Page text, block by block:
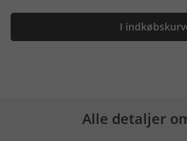
I
Alle detaljer